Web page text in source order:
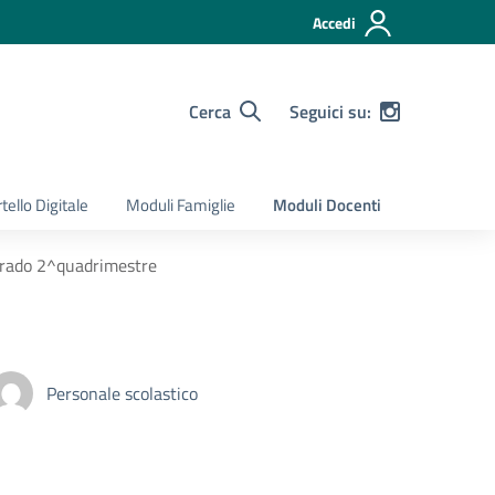
Accedi
Cerca Seguici su:
Digitale Moduli Famiglie Moduli Docenti
2^quadrimestre
Personale scolastico